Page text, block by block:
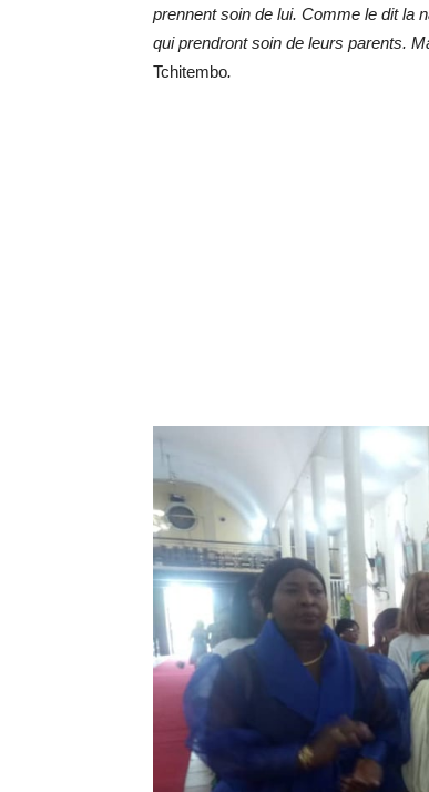
prennent soin de lui. Comme le dit la
qui prendront soin de leurs parents.
Tchitembo.